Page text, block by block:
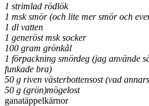
1 strimlad rödlök
1 msk smör (och lite mer smör och
1 dl vatten
1 generöst msk socker
100 gram grönkål
1 förpackning smördeg (jag använde
funkade bra)
50 g riven västerbottensost (vad
50 g (grön)mögelost
ganatäppelkärnor